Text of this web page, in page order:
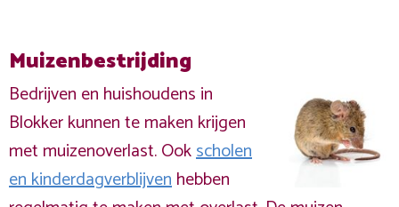
Muizenbestrijding
Bedrijven en huishoudens in
Blokker kunnen te maken krijgen
met muizenoverlast. Ookscholen
en kinderdagverblijvenhebben